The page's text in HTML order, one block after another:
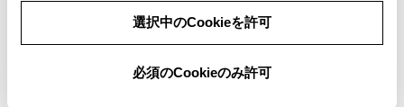
選択中のCookieを許可
必須のCookieのみ許可